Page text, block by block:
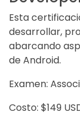
Esta
desarrollar,
abarcando
de Android.
Examen:
Costo: $149